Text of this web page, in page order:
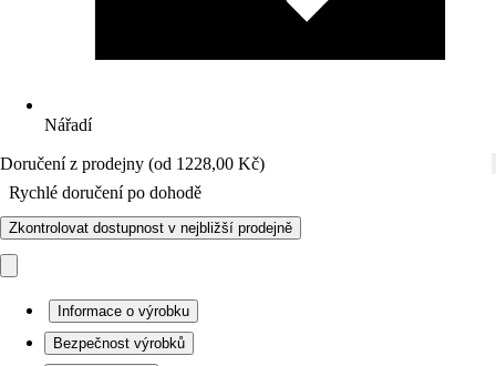
Nářadí
Doručení z prodejny (od 1228,00 Kč)
Rychlé doručení po dohodě
Zkontrolovat dostupnost v nejbližší prodejně
Informace o výrobku
Bezpečnost výrobků